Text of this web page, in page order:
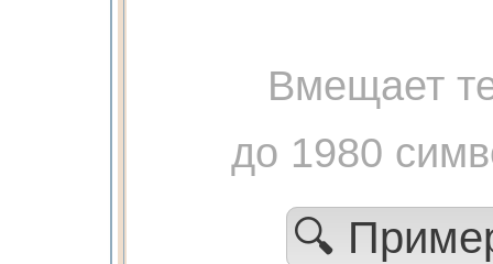
Вмещает
до 1980
🔍